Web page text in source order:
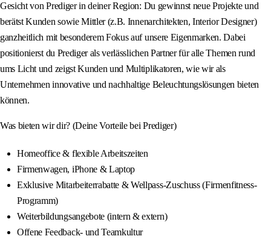
Gesicht von Prediger in deiner Region: Du gewinnst neue Projekte und
berätst Kunden sowie Mittler (z.B. Innenarchitekten, Interior Designer)
ganzheitlich mit besonderem Fokus auf unsere Eigenmarken. Dabei
positionierst du Prediger als verlässlichen Partner für alle Themen rund
ums Licht und zeigst Kunden und Multiplikatoren, wie wir als
Unternehmen innovative und nachhaltige Beleuchtungslösungen bieten
können.
Was bieten wir dir? (Deine Vorteile bei Prediger)
Homeoffice & flexible Arbeitszeiten
Firmenwagen, iPhone & Laptop
Exklusive Mitarbeiterrabatte & Wellpass-Zuschuss (Firmenfitness-
Programm)
Weiterbildungsangebote (intern & extern)
Offene Feedback- und Teamkultur